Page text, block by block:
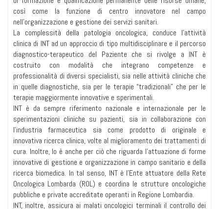
così come la funzione di centro innovatore nel campo
nell’organizzazione e gestione dei servizi sanitari.
La complessità della patologia oncologica, conduce l’attività
clinica di INT ad un approccio di tipo multidisciplinare e il percorso
diagnostico-terapeutico del Paziente che si rivolge a INT è
costruito con modalità che integrano competenze e
professionalità di diversi specialisti, sia nelle attività cliniche che
in quelle diagnostiche, sia per le terapie “tradizionali” che per le
terapie maggiormente innovative e sperimentali.
INT è da sempre riferimento nazionale e internazionale per le
sperimentazioni cliniche su pazienti, sia in collaborazione con
l’industria farmaceutica sia come prodotto di originale e
innovativa ricerca clinica, volte al miglioramento dei trattamenti di
cura. Inoltre, lo è anche per ciò che riguarda l’attuazione di forme
innovative di gestione e organizzazione in campo sanitario e della
ricerca biomedica. In tal senso, INT è l’Ente attuatore della Rete
Oncologica Lombarda (ROL) e coordina le strutture oncologiche
pubbliche e private accreditate operanti in Regione Lombardia.
INT, inoltre, assicura ai malati oncologici terminali il controllo dei